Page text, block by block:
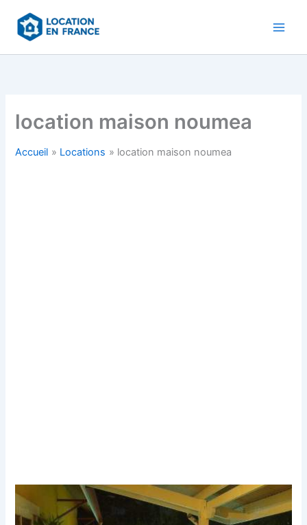
contenu
location maison noumea
Accueil Locations location maison noumea